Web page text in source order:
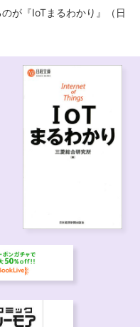
が『IoTまるわかり』（日